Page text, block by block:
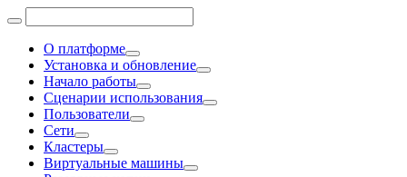
О платформе
Установка и обновление
Начало работы
Сценарии использования
Пользователи
Сети
Кластеры
Виртуальные машины